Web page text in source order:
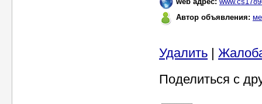
Автор объявления:
Удалить |
Поделиться с